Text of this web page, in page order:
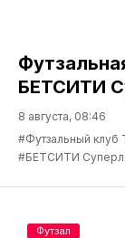
БЕТСИТИ
8 августа, 08:46
#Футзальный
#БЕТСИТИ
Футзал